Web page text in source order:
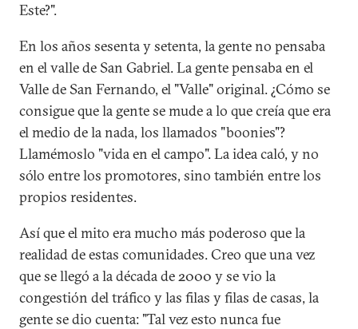
Este?".
En los años sesenta y setenta, la gente no pensaba
en el valle de San Gabriel. La gente pensaba en el
Valle de San Fernando, el "Valle" original. ¿Cómo se
consigue que la gente se mude a lo que creía que era
el medio de la nada, los llamados "boonies"?
Llamémoslo "vida en el campo". La idea caló, y no
sólo entre los promotores, sino también entre los
propios residentes.
Así que el mito era mucho más poderoso que la
realidad de estas comunidades. Creo que una vez
que se llegó a la década de 2000 y se vio la
congestión del tráfico y las filas y filas de casas, la
gente se dio cuenta: "Tal vez esto nunca fue